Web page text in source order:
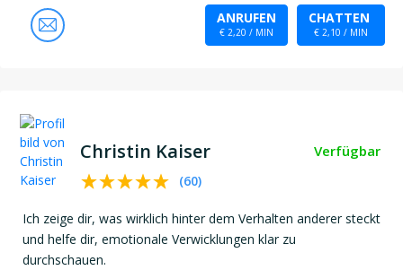
ANRUFEN
€ 2,20 / MIN
CHATTEN
€ 2,10 / MIN
Christin Kaiser
(60)
Verfügbar
Ich zeige dir, was wirklich hinter dem Verhalten anderer steckt
und helfe dir, emotionale Verwicklungen klar zu
durchschauen.